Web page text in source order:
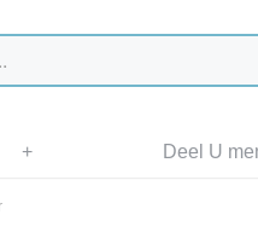
Deel U
+